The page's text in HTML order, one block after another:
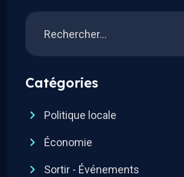
Catégories
Politique locale
Économie
Sortir - Événements